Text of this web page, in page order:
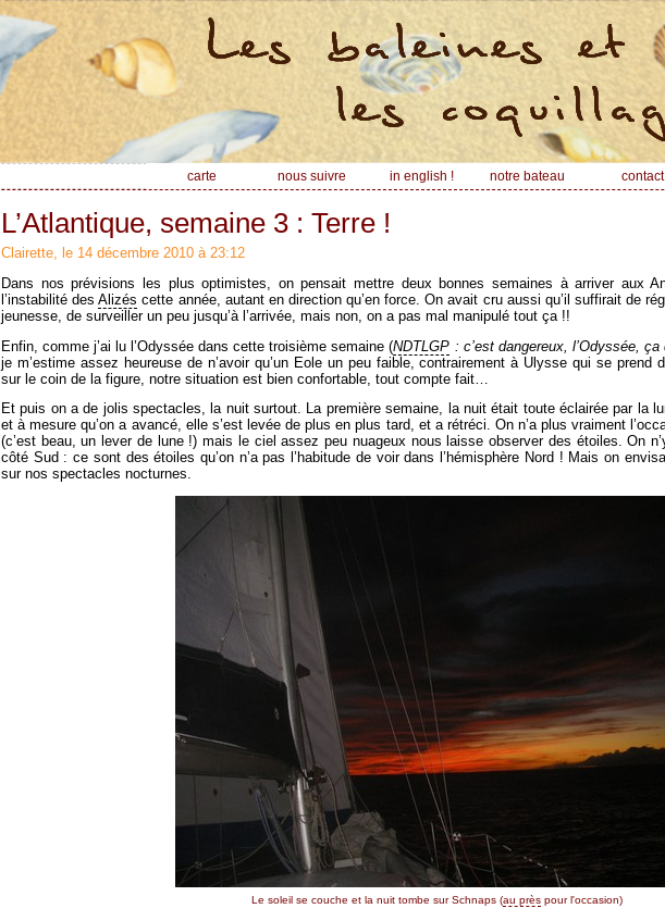
carte nous suivre in english ! notre bateau contact
L’Atlantique, semaine 3 : Terre !
Clairette, le 14 décembre 2010 à 23:12
Dans nos prévisions les plus optimistes, on pensait mettre deux bonnes semaines à arriver aux
l’instabilité desAlizés cette année, autant en direction qu’en force. On avait cru aussi qu’il suffirait de
jeunesse, de surveiller un peu jusqu’à l’arrivée, mais non, on a pas mal manipulé tout ça !!
Enfin, comme j’ai lu l’Odyssée dans cette troisième semaine (NDTLGP : c’est dangereux, l’Odyssée,
je m’estime assez heureuse de n’avoir qu’un Eole un peu faible, contrairement à Ulysse qui se prend
sur le coin de la figure, notre situation est bien confortable, tout compte fait…
Et puis on a de jolis spectacles, la nuit surtout. La première semaine, la nuit était toute éclairée par la
et à mesure qu’on a avancé, elle s’est levée de plus en plus tard, et a rétréci. On n’a plus vraiment
(c’est beau, un lever de lune !) mais le ciel assez peu nuageux nous laisse observer des étoiles. On
côté Sud : ce sont des étoiles qu’on n’a pas l’habitude de voir dans l’hémisphère Nord ! Mais on
sur nos spectacles nocturnes.
Le soleil se couche et la nuit tombe sur Schnaps (au prèspour l'occasion)